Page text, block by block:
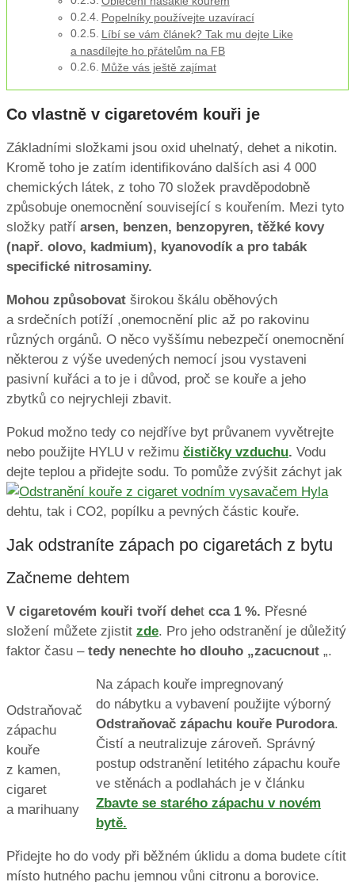
Popelníky používejte uzavírací
Líbí se vám článek? Tak mu dejte Like
a nasdílejte ho přátelům na FB
Může vás ještě zajímat
Co vlastně v cigaretovém kouři je
Základními složkami jsou oxid uhelnatý, dehet a nikotin.
Kromě toho je zatím identifikováno dalších asi 4 000
chemických látek, z toho 70 složek pravděpodobně
způsobuje onemocnění související s kouřením. Mezi tyto
složky patří arsen, benzen, benzopyren, těžké kovy
(např. olovo, kadmium), kyanovodík a pro tabák
specifické nitrosaminy.
Mohou způsobovat širokou škálu oběhových
a srdečních potíží ,onemocnění plic až po rakovinu
různých orgánů. O něco vyššímu nebezpečí onemocnění
některou z výše uvedených nemocí jsou vystaveni
pasivní kuřáci a to je i důvod, proč se kouře a jeho
zbytků co nejrychleji zbavit.
Pokud možno tedy co nejdříve byt průvanem vyvětrejte
nebo použijte HYLU v režimu čističky vzduchu. Vodu
dejte teplou a přidejte sodu. To pomůže zvýšit záchyt jak
dehtu, tak i CO2, popílku a pevných částic kouře.
Jak odstraníte zápach po cigaretách z bytu
Začneme dehtem
V cigaretovém kouři tvoří dehet cca 1 %. Přesné
složení můžete zjistit zde. Pro jeho odstranění je důležitý
faktor času – tedy nenechte ho dlouho „zacucnout „.
Odstraňovač
zápachu
kouře
z kamen,
cigaret
a marihuany
Na zápach kouře impregnovaný
do nábytku a vybavení použijte výborný
Odstraňovač zápachu kouře Purodora.
Čistí a neutralizuje zároveň. Správný
postup odstranění letitého zápachu kouře
ve stěnách a podlahách je v článku
Zbavte se starého zápachu v novém
bytě.
Přidejte ho do vody při běžném úklidu a doma budete cítit
místo hutného pachu jemnou vůni citronu a borovice.